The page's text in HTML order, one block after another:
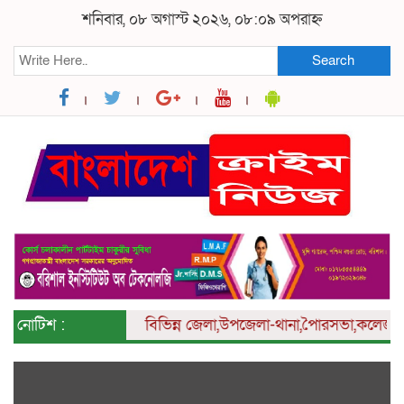
শনিবার, ০৮ অগাস্ট ২০২৬, ০৮:০৯ অপরাহ্ন
Search
নোটিশ : বিভিন্নজেলা,উপজেলা-থানা,পৈারসভা,কলেজ ও